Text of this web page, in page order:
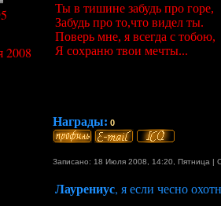
2008
Ты в тишине забудь про горе,
Забудь про то,что видел ты.
Поверь мне, я всегда с тобою,
Я сохраню твои мечты...
Награды: 0
Записано: 18 Июля 2008, 14:20, Пятница |
Лаурениус, я если чесно